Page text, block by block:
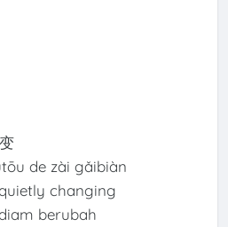
de zài gǎibiàn
changing
berubah